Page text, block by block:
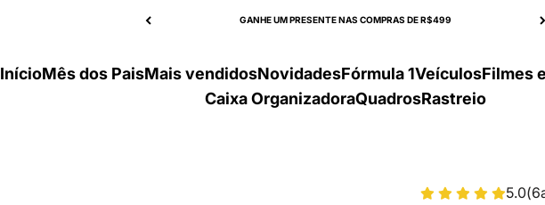
GANHE UM PRESENTE NAS COMPRAS DE R$499
InícioMês dos PaisMais vendidosNovidadesFórmula 1VeículosFilmes
Caixa OrganizadoraQuadrosRastreio
5.0(6